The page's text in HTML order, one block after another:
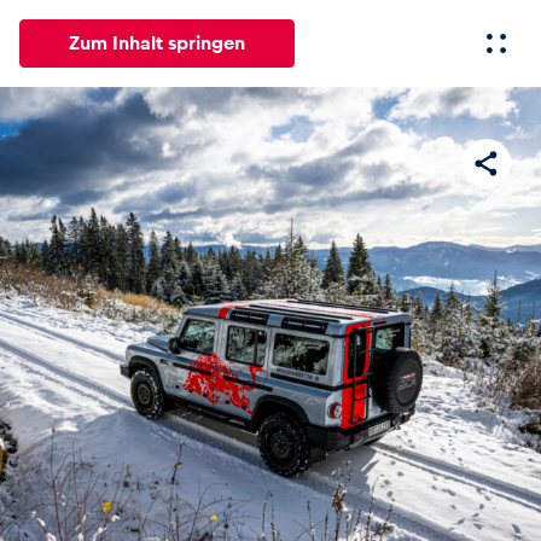
Zum Inhalt springen
News Events Erlebnisse Seiten
News
Alle anzeigen
Events
Alle anzeigen